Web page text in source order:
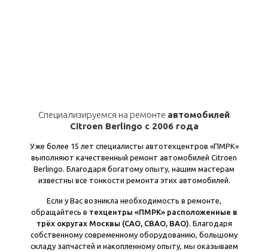
Специализируемся на ремонте автомобилей
Citroen Berlingo с 2006 года
Уже более 15 лет специалисты автотехцентров «ПМРК»
выполняют качественный ремонт автомобилей Citroen
Berlingo. Благодаря богатому опыту, нашим мастерам
известны все тонкости ремонта этих автомобилей.
Если у Вас возникла необходимость в ремонте,
обращайтесь в техцентры «ПМРК» расположенные в
трёх округах Москвы (САО, СВАО, ВАО) . Благодаря
собственному современному оборудованию, большому
складу запчастей и накопленному опыту, мы оказываем